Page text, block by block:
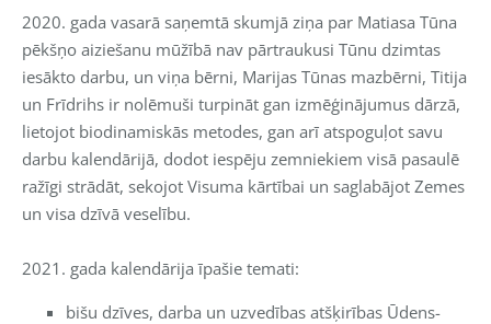
2020. gada vasarā saņemtā skumjā ziņa par Matiasa Tūna
pēkšņo aiziešanu mūžībā nav pārtraukusi Tūnu dzimtas
iesākto darbu, un viņa bērni, Marijas Tūnas mazbērni, Titija
un Frīdrihs ir nolēmuši turpināt gan izmēģinājumus dārzā,
lietojot biodinamiskās metodes, gan arī atspoguļot savu
darbu kalendārijā, dodot iespēju zemniekiem visā pasaulē
ražīgi strādāt, sekojot Visuma kārtībai un saglabājot Zemes
un visa dzīvā veselību.
2021. gada kalendārija īpašie temati:
bišu dzīves, darba un uzvedības atšķirības Ūdens-